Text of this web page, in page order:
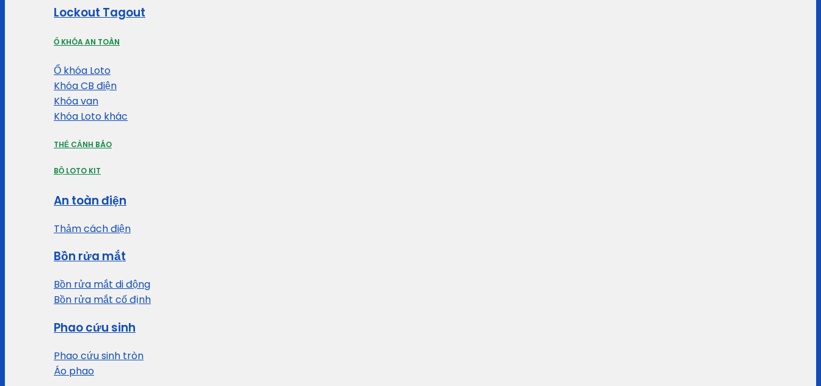
Lockout Tagout
Ổ KHÓA AN TOÀN
Ổ khóa Loto
Khóa CB điện
Khóa van
Khóa Loto khác
THẺ CẢNH BÁO
BỘ LOTO KIT
An toàn điện
Thảm cách điện
Bồn rửa mắt
Bồn rửa mắt di động
Bồn rửa mắt cố định
Phao cứu sinh
Phao cứu sinh tròn
Áo phao